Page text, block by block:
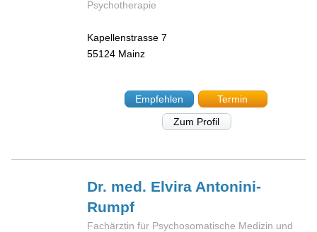
Psychotherapie
Kapellenstrasse 7
55124 Mainz
Empfehlen
Termin
Zum Profil
Dr. med. Elvira Antonini-
Rumpf
Fachärztin für Psychosomatische Medizin und